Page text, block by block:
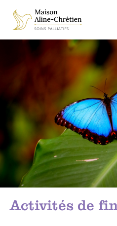
Activités de